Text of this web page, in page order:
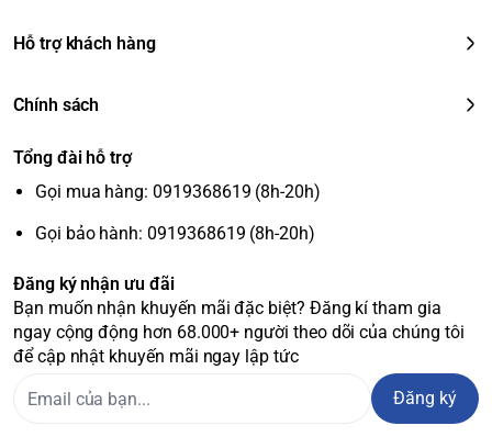
Hỗ trợ khách hàng
Chính sách
Tổng đài hỗ trợ
Gọi mua hàng: 0919368619 (8h-20h)
Gọi bảo hành: 0919368619 (8h-20h)
Đăng ký nhận ưu đãi
Bạn muốn nhận khuyến mãi đặc biệt? Đăng kí tham gia
ngay cộng động hơn 68.000+ người theo dõi của chúng tôi
để cập nhật khuyến mãi ngay lập tức
Đăng ký